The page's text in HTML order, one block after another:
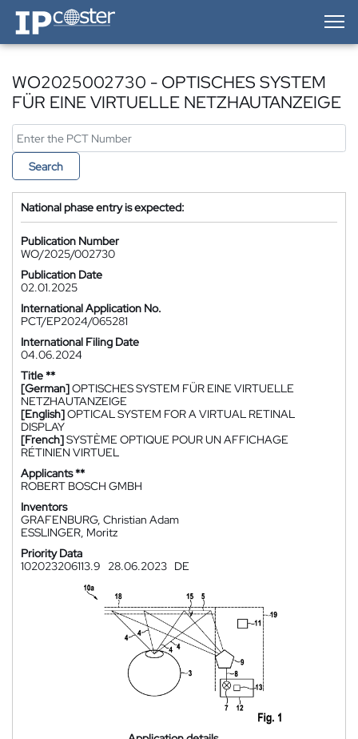
IP-Coster — Home
WO2025002730 - OPTISCHES SYSTEM
FÜR EINE VIRTUELLE NETZHAUTANZEIGE
Search
National phase entry is expected:
Publication Number
WO/2025/002730
Publication Date
02.01.2025
International Application No.
PCT/EP2024/065281
International Filing Date
04.06.2024
Title **
[German]OPTISCHES SYSTEM FÜR EINE VIRTUELLE
NETZHAUTANZEIGE
[English]OPTICAL SYSTEM FOR A VIRTUAL RETINAL
DISPLAY
[French]SYSTÈME OPTIQUE POUR UN AFFICHAGE
RÉTINIEN VIRTUEL
Applicants **
ROBERT BOSCH GMBH
Inventors
GRAFENBURG, Christian Adam
ESSLINGER, Moritz
Priority Data
102023206113.9
28.06.2023 DE